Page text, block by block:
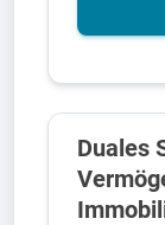
Duales